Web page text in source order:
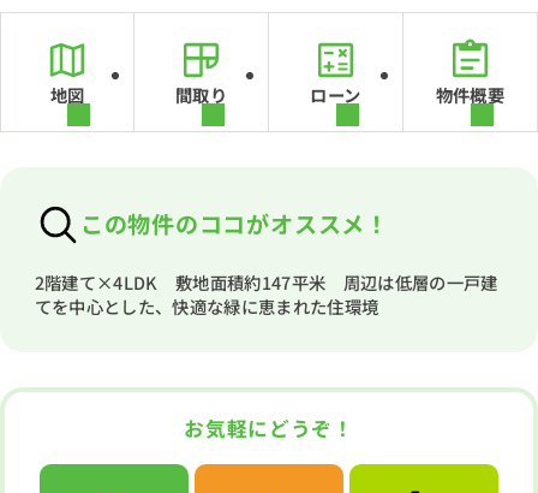
地図 間取り ローン 物件概要
この物件のココがオススメ！
2階建て×4LDK 敷地面積約147平米 周辺は低層の一戸建
てを中心とした、快適な緑に恵まれた住環境
お気軽にどうぞ！